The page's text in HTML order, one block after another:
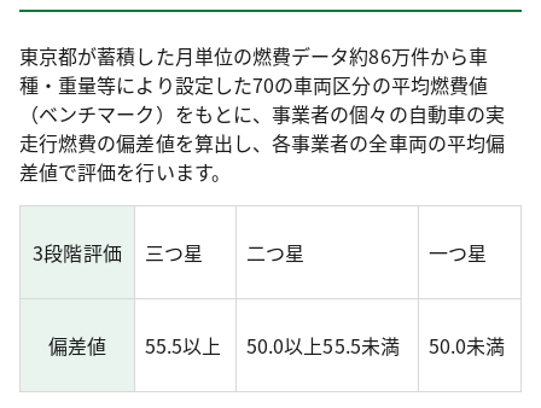
東京都が蓄積した月単位の燃費データ約86万件から車
種・重量等により設定した70の車両区分の平均燃費値
（ベンチマーク）をもとに、事業者の個々の自動車の実
走行燃費の偏差値を算出し、各事業者の全車両の平均偏
差値で評価を行います。
3段階評価 三つ星 二つ星 一つ星
偏差値 55.5以上 50.0以上55.5未満 50.0未満